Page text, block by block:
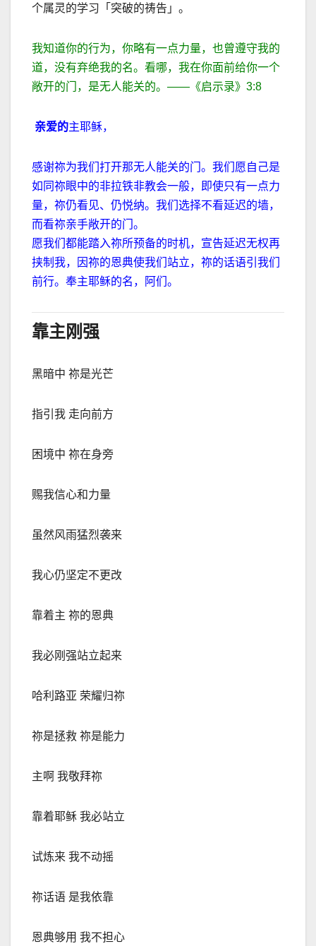
个属灵的学习「突破的祷告」。
我知道你的行为，你略有一点力量，也曾遵守我的
道，没有弃绝我的名。看哪，我在你面前给你一个
敞开的门，是无人能关的。——《启示录》3:8
亲爱的主耶稣，
感谢祢为我们打开那无人能关的门。我们愿自己是
如同祢眼中的非拉铁非教会一般，即使只有一点力
量，祢仍看见、仍悦纳。我们选择不看延迟的墙，
而看祢亲手敞开的门。
愿我们都能踏入祢所预备的时机，宣告延迟无权再
挟制我，因祢的恩典使我们站立，祢的话语引我们
前行。奉主耶稣的名，阿们。
靠主刚强
黑暗中 祢是光芒
指引我 走向前方
困境中 祢在身旁
赐我信心和力量
虽然风雨猛烈袭来
我心仍坚定不更改
靠着主 祢的恩典
我必刚强站立起来
哈利路亚 荣耀归祢
祢是拯救 祢是能力
主啊 我敬拜祢
靠着耶稣 我必站立
试炼来 我不动摇
祢话语 是我依靠
恩典够用 我不担心